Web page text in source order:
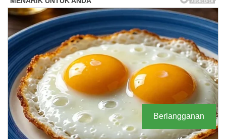
Berlangganan